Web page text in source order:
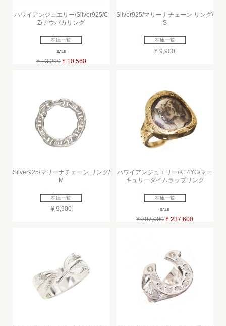
ハワイアンジュエリー/Silver925/C
Z/ナウパカリング
在庫一覧
SALE
¥ 13,200 ¥ 10,560
Silver925/マリーナチェーン リング/
S
在庫一覧
¥ 9,900
Silver925/マリーナチェーン リング/
M
在庫一覧
¥ 9,900
ハワイアンジュエリー/K14YG/マー
キュリーダイムラップリング
在庫一覧
SALE
¥ 297,000 ¥ 237,600